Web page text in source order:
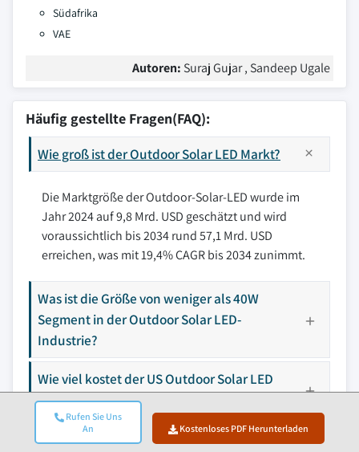
Rufen Sie Uns
An
Kostenloses PDF Herunterladen
Südafrika
VAE
Autoren: Suraj Gujar , Sandeep Ugale
Häufig gestellte Fragen(FAQ):
Wie groß ist der Outdoor Solar LED Markt?
Die Marktgröße der Outdoor-Solar-LED wurde im
Jahr 2024 auf 9,8 Mrd. USD geschätzt und wird
voraussichtlich bis 2034 rund 57,1 Mrd. USD
erreichen, was mit 19,4% CAGR bis 2034 zunimmt.
Was ist die Größe von weniger als 40W
Segment in der Outdoor Solar LED-
Industrie?
Wie viel kostet der US Outdoor Solar LED
Markt im Jahr 2024?
Wer sind die wichtigsten Spieler in der